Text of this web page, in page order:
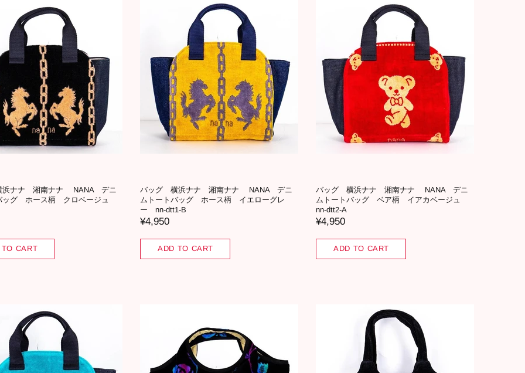
浜ナナ 湘南ナナ NANA デニ
ッグ ホース柄 クロベージュ
CART
バッグ 横浜ナナ 湘南ナナ NANA デニ
ムトートバッグ ホース柄 イエローグレ
ー nn-dtt1-B
¥4,950
ADD TO CART
バッグ 横浜ナナ 湘南ナナ NANA デニ
ムトートバッグ ベア柄 イアカベージュ
nn-dtt2-A
¥4,950
ADD TO CART